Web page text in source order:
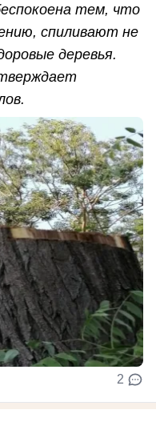
тем, что
спиливают не
деревья.
2